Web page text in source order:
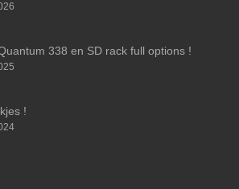
338 en SD rack full options !
!